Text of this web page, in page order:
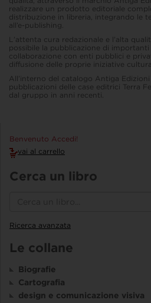
realizzare un prodotto editoriale
distribuzione in libreria, integrando le
all’e-publishing.
L’attenta cura redazionale e l’alta
possibile la pubblicazione di
collaborazione con enti pubblici e
diffusione delle proprie iniziative
All’interno del catalogo Antiga
pubblicazioni delle case editrici Terra
dal gruppo in anni recenti.
Benvenuto Accedi!
vai al carrello
Cerca un libro
Ricerca avanzata
Le collane
Biografie
Cartografia
design e comunicazione visiva